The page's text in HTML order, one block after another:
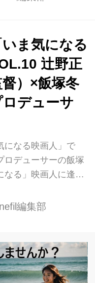
その素顔に迫りま
飯塚「まずは何故
思ったのか。そのき
てもよろしいでし
点は・・・中学生だ
の時に席が隣にな
好きになって。ど
て、当時観ていた
ことを再現していた
ま気になる
辻野正
）×飯塚冬
デューサ
になる映画人」で
ロデューサーの飯塚
なる」映画人に逢
督との対談です。 辻
てもメールなどでは
」 飯塚「そうです
策してますよね
編集部